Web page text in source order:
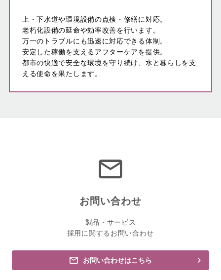
上・下水道や環境設備の点検・修繕に対応。
老朽化設備の延命や効率改善を行います。
万一のトラブルにも迅速に対応できる体制。
安定した稼働を支えるアフターケアを提供。
都市の快適で安全な環境を守り続け、水と暮らしを支
える使命を果たします。
お問い合わせ
製品・サービス
採用に関するお問い合わせ
お問い合わせはこちら